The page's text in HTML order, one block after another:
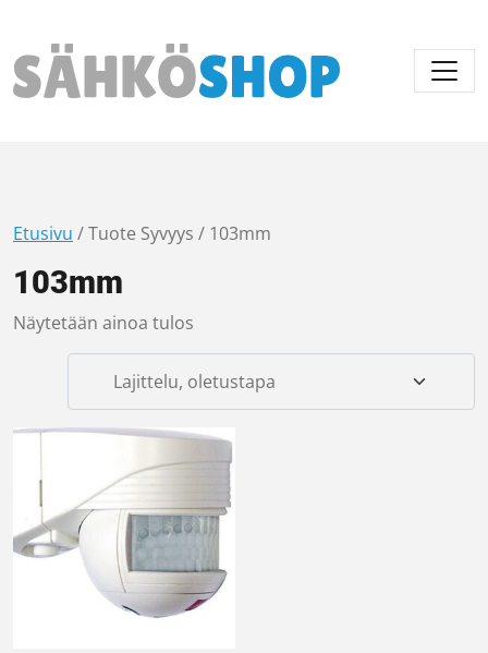
Päävalikko
Etusivu / Tuote Syvyys / 103mm
103mm
Näytetään ainoa tulos